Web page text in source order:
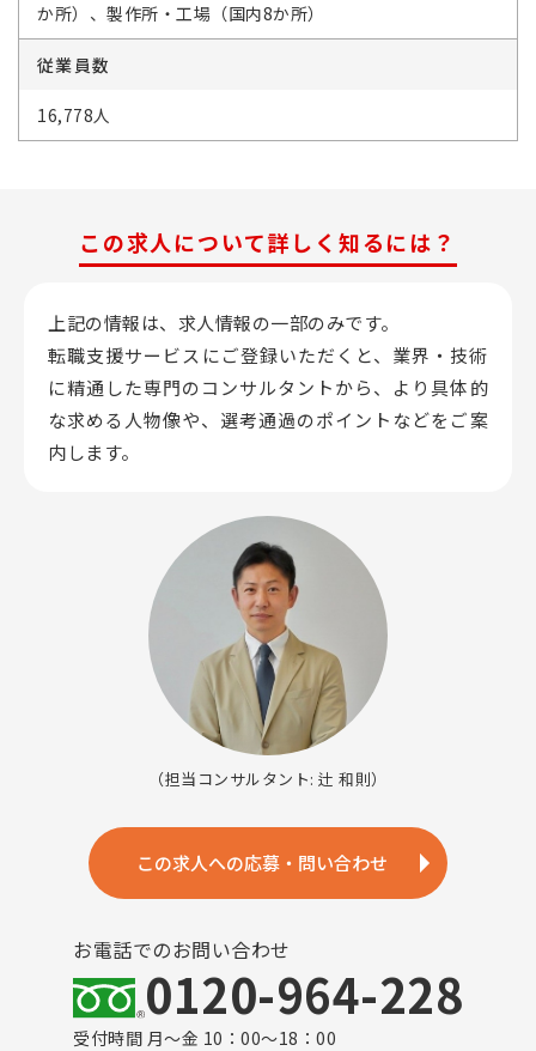
か所）、製作所・工場（国内8か所）
従業員数
16,778人
この求人について詳しく知るには？
上記の情報は、求人情報の一部のみです。
転職支援サービスにご登録いただくと、業界・技術
に精通した専門のコンサルタントから、 より具体的
な求める人物像や、選考通過のポイントなどをご案
内します。
（担当コンサルタント: 辻 和則）
この求人への応募・問い合わせ
お電話でのお問い合わせ
0120-964-228
受付時間 月～金 10：00～18：00